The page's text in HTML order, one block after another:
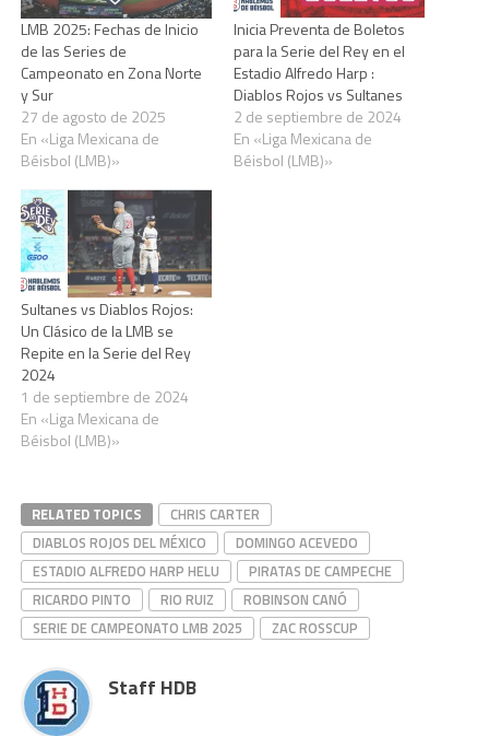
LMB 2025: Fechas de Inicio
de las Series de
Campeonato en Zona Norte
y Sur
27 de agosto de 2025
En «Liga Mexicana de
Béisbol (LMB)»
Inicia Preventa de Boletos
para la Serie del Rey en el
Estadio Alfredo Harp :
Diablos Rojos vs Sultanes
2 de septiembre de 2024
En «Liga Mexicana de
Béisbol (LMB)»
Sultanes vs Diablos Rojos:
Un Clásico de la LMB se
Repite en la Serie del Rey
2024
1 de septiembre de 2024
En «Liga Mexicana de
Béisbol (LMB)»
RELATED TOPICS
CHRIS CARTER
DIABLOS ROJOS DEL MÉXICO
DOMINGO ACEVEDO
ESTADIO ALFREDO HARP HELU
PIRATAS DE CAMPECHE
RICARDO PINTO
RIO RUIZ
ROBINSON CANÓ
SERIE DE CAMPEONATO LMB 2025
ZAC ROSSCUP
Staff HDB